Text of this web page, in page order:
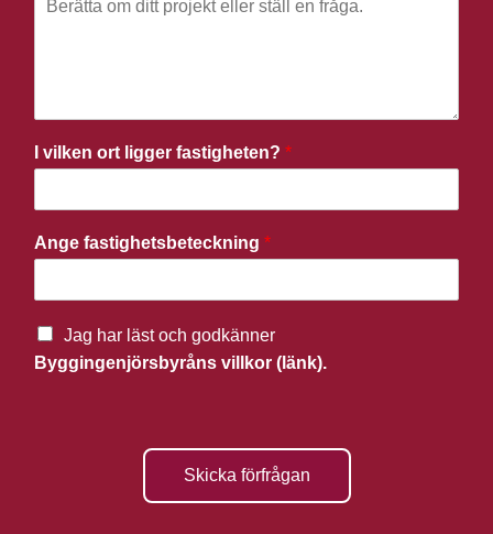
I vilken ort ligger fastigheten? *
Ange fastighetsbeteckning *
Jag har läst och godkänner
Byggingenjörsbyråns villkor (länk).
Skicka förfrågan